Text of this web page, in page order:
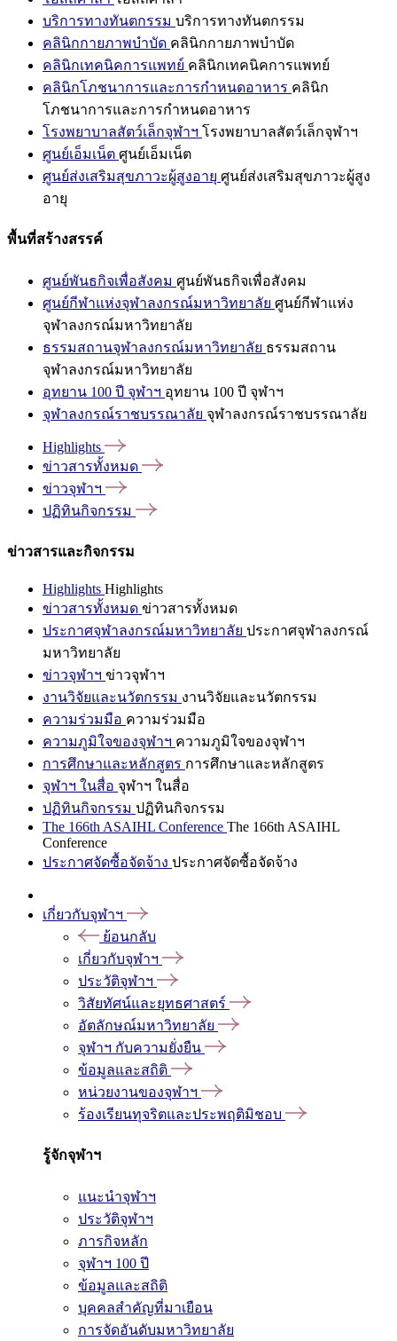
บริการทางทันตกรรม บริการทางทันตกรรม
คลินิกกายภาพบำบัด คลินิกกายภาพบำบัด
คลินิกเทคนิคการแพทย์ คลินิกเทคนิคการแพทย์
คลินิกโภชนาการและการกำหนดอาหาร คลินิก
โภชนาการและการกำหนดอาหาร
โรงพยาบาลสัตว์เล็กจุฬาฯ โรงพยาบาลสัตว์เล็กจุฬาฯ
ศูนย์เอ็มเน็ต ศูนย์เอ็มเน็ต
ศูนย์ส่งเสริมสุขภาวะผู้สูงอายุ ศูนย์ส่งเสริมสุขภาวะผู้สูง
อายุ
พื้นที่สร้างสรรค์
ศูนย์พันธกิจเพื่อสังคม ศูนย์พันธกิจเพื่อสังคม
ศูนย์กีฬาแห่งจุฬาลงกรณ์มหาวิทยาลัย ศูนย์กีฬาแห่ง
จุฬาลงกรณ์มหาวิทยาลัย
ธรรมสถานจุฬาลงกรณ์มหาวิทยาลัย ธรรมสถาน
จุฬาลงกรณ์มหาวิทยาลัย
อุทยาน 100 ปี จุฬาฯ อุทยาน 100 ปี จุฬาฯ
จุฬาลงกรณ์ราชบรรณาลัย จุฬาลงกรณ์ราชบรรณาลัย
Highlights
ข่าวสารทั้งหมด
ข่าวจุฬาฯ
ปฏิทินกิจกรรม
ข่าวสารและกิจกรรม
Highlights Highlights
ข่าวสารทั้งหมด ข่าวสารทั้งหมด
ประกาศจุฬาลงกรณ์มหาวิทยาลัย ประกาศจุฬาลงกรณ์
มหาวิทยาลัย
ข่าวจุฬาฯ ข่าวจุฬาฯ
งานวิจัยและนวัตกรรม งานวิจัยและนวัตกรรม
ความร่วมมือ ความร่วมมือ
ความภูมิใจของจุฬาฯ ความภูมิใจของจุฬาฯ
การศึกษาและหลักสูตร การศึกษาและหลักสูตร
จุฬาฯ ในสื่อ จุฬาฯ ในสื่อ
ปฏิทินกิจกรรม ปฏิทินกิจกรรม
The 166th ASAIHL Conference The 166th ASAIHL
Conference
ประกาศจัดซื้อจัดจ้าง ประกาศจัดซื้อจัดจ้าง
เกี่ยวกับจุฬาฯ
ย้อนกลับ
เกี่ยวกับจุฬาฯ
ประวัติจุฬาฯ
วิสัยทัศน์และยุทธศาสตร์
อัตลักษณ์มหาวิทยาลัย
จุฬาฯ กับความยั่งยืน
ข้อมูลและสถิติ
หน่วยงานของจุฬาฯ
ร้องเรียนทุจริตและประพฤติมิชอบ
รู้จักจุฬาฯ
แนะนำจุฬาฯ
ประวัติจุฬาฯ
ภารกิจหลัก
จุฬาฯ 100 ปี
ข้อมูลและสถิติ
บุคคลสำคัญที่มาเยือน
การจัดอันดับมหาวิทยาลัย